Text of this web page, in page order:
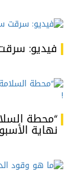
فيديو:
“محطة
نهاية